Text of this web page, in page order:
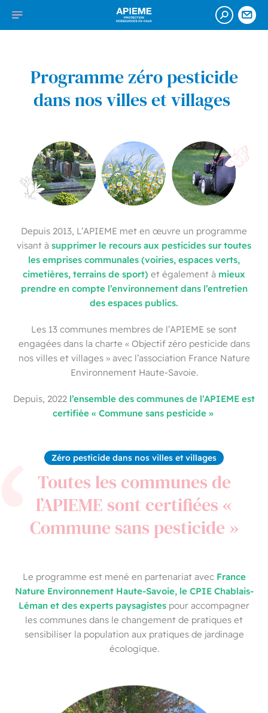
Afficher
la
APIEME
:
protection
de
l’impluvium
minérales
à
Evian
Ouvrir
la
Programme zéro pesticide
dans nos villes et villages
Depuis 2013, L’APIEME met en œuvre un programme
visant à supprimer le recours aux pesticidessur toutes
les emprises communales (voiries, espaces verts,
cimetières, terrains de sport) et également à mieux
prendre en compte l’environnement dans l’entretien
des espaces publics.
Les 13 communes membres de l’APIEME se sont
engagées dans la charte « Objectif zéro pesticide dans
nos villes et villages » avec l’association France Nature
Environnement Haute-Savoie.
Depuis, 2022 l’ensemble des communes de l’APIEME est
certifiée « Commune sans pesticide »
Zéro pesticide dans nos villes et villages
Toutes les communes de
l’APIEME sont certifiées «
Commune sans pesticide »
Le programme est mené en partenariat avec France
Nature Environnement Haute-Savoie, le CPIE Chablais-
Léman et des experts paysagistes pour accompagner
les communes dans le changement de pratiques et
sensibiliser la population aux pratiques de jardinage
écologique.